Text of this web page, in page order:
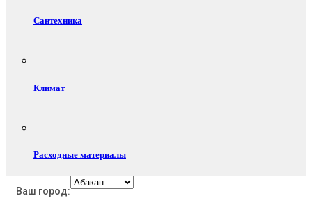
Сантехника
Климат
Расходные материалы
Ваш город: